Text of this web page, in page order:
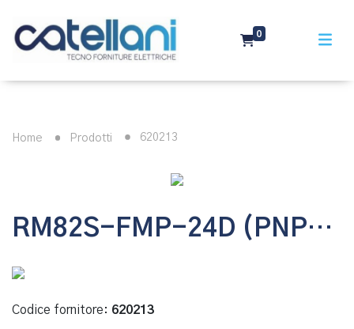
0
Home Prodotti 620213
RM82S-FMP-24D (PNP) - RELE' INTERFACCIA 2 CONT. CONN.FLAT
Codice fornitore: 620213